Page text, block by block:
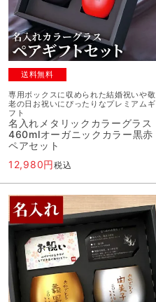
送料無料
専用ボックスに収められた結婚祝いや敬
老の日お祝いにぴったりなプレミアムギ
フト
名入れメタリックカラーグラス
460mlオーガニックカラー黒赤
ペアセット
12,980
税込